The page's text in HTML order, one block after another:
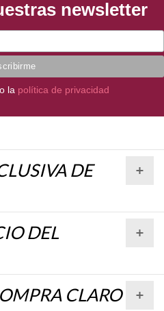
DE VINO
Blanco
Clarete
Natural
Rioja
newsletter
la política de privacidad
DE
DEL
CLARO